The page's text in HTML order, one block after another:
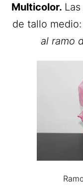
Multicolor.
de tallo
al ramo